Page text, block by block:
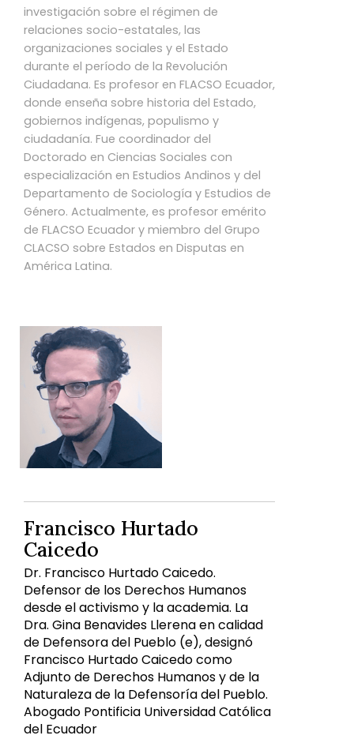
investigación sobre el régimen de
relaciones socio-estatales, las
organizaciones sociales y el Estado
durante el período de la Revolución
Ciudadana. Es profesor en FLACSO Ecuador,
donde enseña sobre historia del Estado,
gobiernos indígenas, populismo y
ciudadanía. Fue coordinador del
Doctorado en Ciencias Sociales con
especialización en Estudios Andinos y del
Departamento de Sociología y Estudios de
Género. Actualmente, es profesor emérito
de FLACSO Ecuador y miembro del Grupo
CLACSO sobre Estados en Disputas en
América Latina.
Francisco Hurtado
Caicedo
Dr. Francisco Hurtado Caicedo.
Defensor de los Derechos Humanos
desde el activismo y la academia. La
Dra. Gina Benavides Llerena en calidad
de Defensora del Pueblo (e), designó
Francisco Hurtado Caicedo como
Adjunto de Derechos Humanos y de la
Naturaleza de la Defensoría del Pueblo.
Abogado Pontificia Universidad Católica
del Ecuador